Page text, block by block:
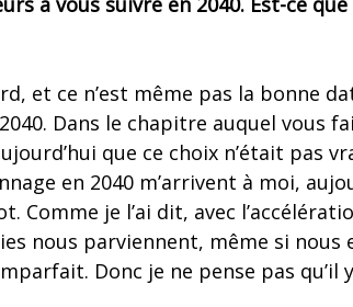
et ce n’est même pas la bonne
Dans le chapitre auquel vous
que ce choix n’était pas
en 2040 m’arrivent à moi,
Comme je l’ai dit, avec
nous parviennent, même si nous
Donc je ne pense pas